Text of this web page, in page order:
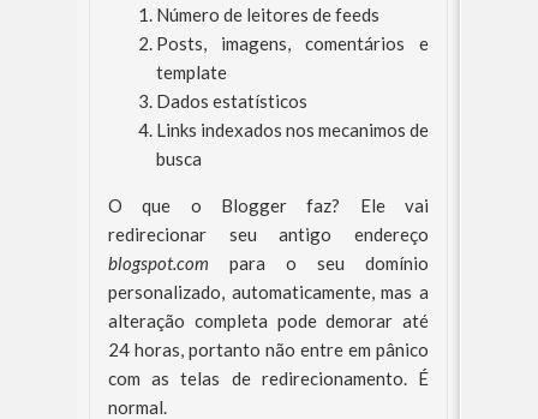
Número de leitores de feeds
Posts, imagens, comentários e
template
Dados estatísticos
Links indexados nos mecanimos de
busca
O que o Blogger faz? Ele vai
redirecionar seu antigo endereço
blogspot.com para o seu domínio
personalizado, automaticamente, mas a
alteração completa pode demorar até
24 horas, portanto não entre em pânico
com as telas de redirecionamento. É
normal.